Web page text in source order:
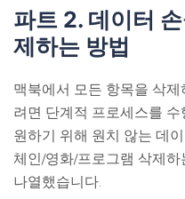
파트 2. 데이터
제하는 방법
맥북에서 모든 항목을 삭
려면 단계적 프로세스를
원하기 위해 원치 않는 데
체인/영화/프로그램 삭제
나열했습니다.